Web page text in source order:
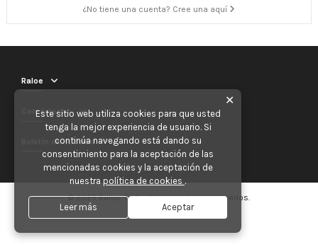
¿No tiene una cuenta? Cree una aquí
Raloe
Contáctenos
Boletín de noticias
© 2025 Raloe. Todos los derechos reservados.
✕
Este sitio web utiliza cookies para que usted
tenga la mejor experiencia de usuario. Si
continúa navegando está dando su
consentimiento para la aceptación de las
mencionadas cookies y la aceptación de
nuestra política de cookies .
Leer más Aceptar